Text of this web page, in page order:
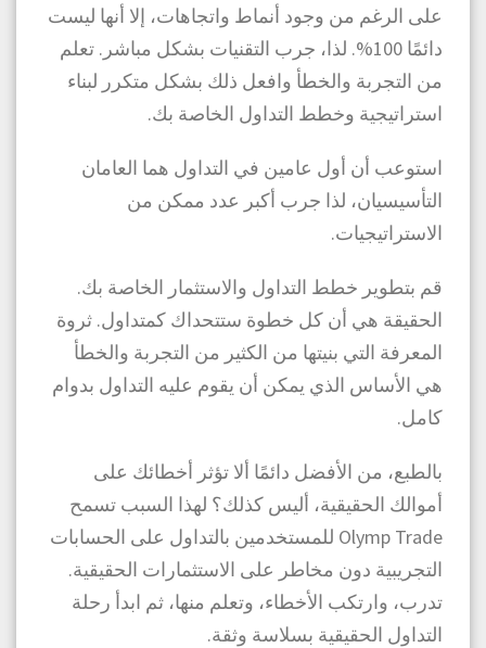
على الرغم من وجود أنماط واتجاهات، إلا أنها ليست
دائمًا 100%. لذا، جرب التقنيات بشكل مباشر. تعلم
من التجربة والخطأ وافعل ذلك بشكل متكرر لبناء
استراتيجية وخطط التداول الخاصة بك.
استوعب أن أول عامين في التداول هما العامان
التأسيسيان، لذا جرب أكبر عدد ممكن من
الاستراتيجيات.
قم بتطوير خطط التداول والاستثمار الخاصة بك.
الحقيقة هي أن كل خطوة ستتحداك كمتداول. ثروة
المعرفة التي بنيتها من الكثير من التجربة والخطأ
هي الأساس الذي يمكن أن يقوم عليه التداول بدوام
كامل.
بالطبع، من الأفضل دائمًا ألا تؤثر أخطائك على
أموالك الحقيقية، أليس كذلك؟ لهذا السبب تسمح
Olymp Trade للمستخدمين بالتداول على الحسابات
التجريبية دون مخاطر على الاستثمارات الحقيقية.
تدرب، وارتكب الأخطاء، وتعلم منها، ثم ابدأ رحلة
التداول الحقيقية بسلاسة وثقة.